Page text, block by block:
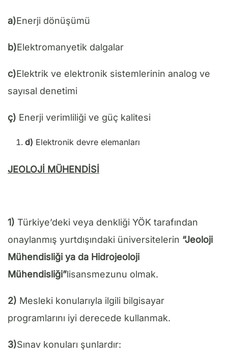
a)Enerji dönüşümü
b)Elektromanyetik dalgalar
c)Elektrik ve elektronik sistemlerinin analog ve
sayısal denetimi
ç) Enerji verimliliği ve güç kalitesi
d) Elektronik devre elemanları
JEOLOJİ MÜHENDİSİ
1) Türkiye’deki veya denkliği YÖK tarafından
onaylanmış yurtdışındaki üniversitelerin “Jeoloji
Mühendisliği ya da Hidrojeoloji
Mühendisliği”lisansmezunu olmak.
2) Mesleki konularıyla ilgili bilgisayar
programlarını iyi derecede kullanmak.
3)Sınav konuları şunlardır: